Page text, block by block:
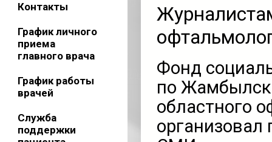
Контакты
График личного
приема
главного врача
График работы
врачей
Служба
поддержки
Фонд
по
областного
организовал